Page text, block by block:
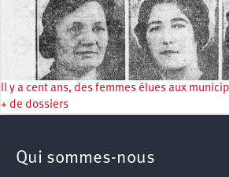
Il y a cent ans, des femmes élues aux
+ de dossiers
Qui sommes-nous